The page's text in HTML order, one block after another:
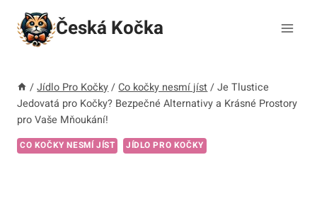
Přeskočit
obsah
Česká Kočka
/ Jídlo Pro Kočky / Co kočky nesmí jíst / Je Tlustice
Jedovatá pro Kočky? Bezpečné Alternativy a Krásné Prostory
pro Vaše Mňoukání!
CO KOČKY NESMÍ JÍST JÍDLO PRO KOČKY